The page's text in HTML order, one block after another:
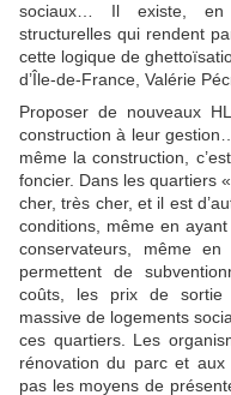
sociaux… Il existe, en
structurelles qui rendent
cette logique de
d’Île-de-France, Valérie
Proposer de nouveaux
construction à leur
même la construction,
foncier. Dans les quartiers
cher, très cher, et il est
conditions, même en
conservateurs, même
permettent de
coûts, les prix de sortie
massive de logements
ces quartiers. Les
rénovation du parc et aux
pas les moyens de